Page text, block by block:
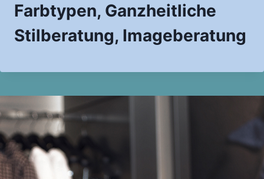
Farbtypen, Ganzheitliche
Stilberatung, Imageberatung